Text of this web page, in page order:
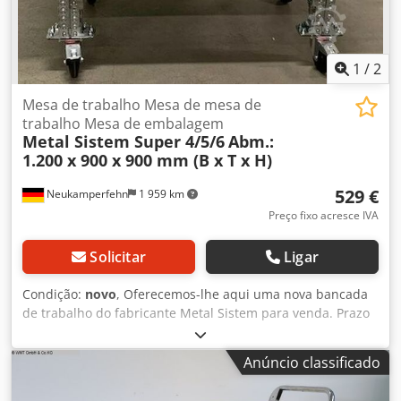
1 /2
Neukamperfehn 1 959 km
Mesa de trabalho Mesa de mesa de
trabalho Mesa de embalagem
Metal Sistem Super 4/5/6Abm.:
1.200 x 900 x 900 mm (B x T x H)
529 €
Preço fixo acresce IVA
Solicitar Ligar
Condição: novo, Oferecemos-lhe aqui uma nova bancada
de trabalho do fabricante Metal Sistem para venda. Prazo
de entrega: aprox. 3 - 4 semanas Dados técnicos da
bancada de trabalho: Fabricante: Metal Sistem Tipo: Super
4/5/6 Crodpfx Aehq Txhef Uef Largura da bancada de
trabalho: 1.200 mm Profundidade da bancada de trabalho:
Anúncio classificado